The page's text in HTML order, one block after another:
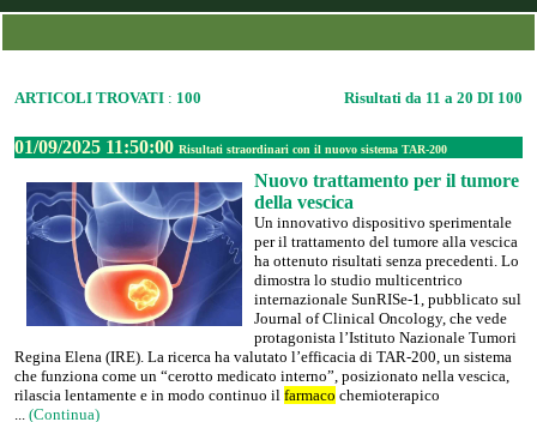
ARTICOLI TROVATI : 100 Risultati da 11 a 20 DI 100
01/09/2025 11:50:00 Risultati straordinari con il nuovo sistema TAR-200
Nuovo trattamento per il tumore
della vescica
Un innovativo dispositivo sperimentale
per il trattamento del tumore alla vescica
ha ottenuto risultati senza precedenti. Lo
dimostra lo studio multicentrico
internazionale SunRISe-1, pubblicato sul
Journal of Clinical Oncology, che vede
protagonista l’Istituto Nazionale Tumori
Regina Elena (IRE). La ricerca ha valutato l’efficacia di TAR-200, un sistema
che funziona come un “cerotto medicato interno”, posizionato nella vescica,
rilascia lentamente e in modo continuo il farmaco chemioterapico
... (Continua)